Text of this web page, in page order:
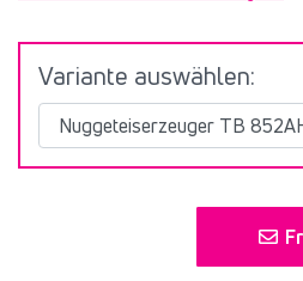
Variante auswählen: